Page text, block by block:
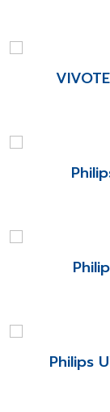
Philips